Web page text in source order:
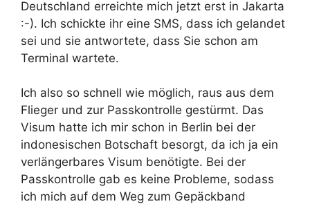
Deutschland erreichte mich jetzt erst in Jakarta
:-). Ich schickte ihr eine SMS, dass ich gelandet
sei und sie antwortete, dass Sie schon am
Terminal wartete.
Ich also so schnell wie möglich, raus aus dem
Flieger und zur Passkontrolle gestürmt. Das
Visum hatte ich mir schon in Berlin bei der
indonesischen Botschaft besorgt, da ich ja ein
verlängerbares Visum benötigte. Bei der
Passkontrolle gab es keine Probleme, sodass
ich mich auf dem Weg zum Gepäckband